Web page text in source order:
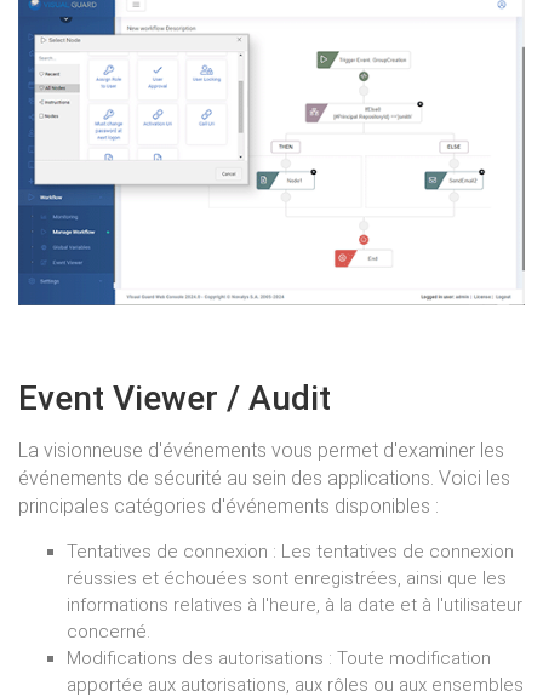
Event Viewer / Audit
La visionneuse d'événements vous permet d'examiner les
événements de sécurité au sein des applications. Voici les
principales catégories d'événements disponibles :
Tentatives de connexion : Les tentatives de connexion
réussies et échouées sont enregistrées, ainsi que les
informations relatives à l'heure, à la date et à l'utilisateur
concerné.
Modifications des autorisations : Toute modification
apportée aux autorisations, aux rôles ou aux ensembles